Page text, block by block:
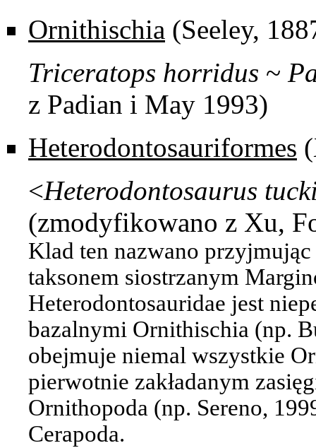
Ornithischia (Seeley,
Triceratops horridus ~
z Padian i May 1993)
Heterodontosauriformes
<Heterodontosaurus
(zmodyfikowano z Xu,
Klad ten nazwano
taksonem siostrzanym
Heterodontosauridae jest
bazalnymi Ornithischia (np.
obejmuje niemal wszystkie
pierwotnie zakładanym
Ornithopoda (np. Sereno,
Cerapoda.